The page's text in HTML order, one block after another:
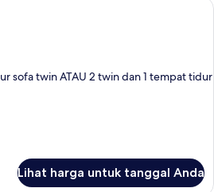
sofa twin ATAU 2 twin dan 1 tempat tidur
Lihat harga untuk tanggal Anda